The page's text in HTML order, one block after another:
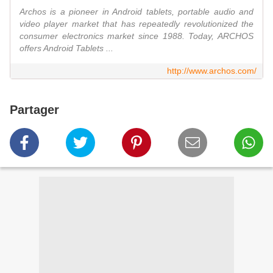
Archos is a pioneer in Android tablets, portable audio and
video player market that has repeatedly revolutionized the
consumer electronics market since 1988. Today, ARCHOS
offers Android Tablets ...
http://www.archos.com/
Partager